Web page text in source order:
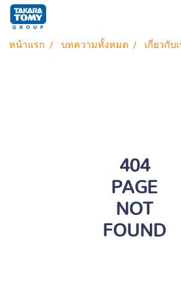
หน้าแรก บทความทั้งหมด เกี่ยวกับ
404
PAGE
NOT
FOUND